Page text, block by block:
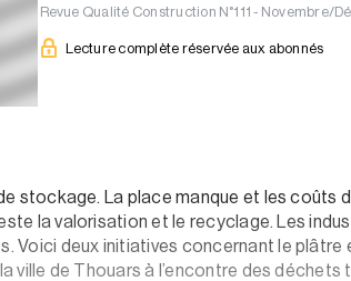
Revue Qualité Construction N°111 - Novembre/
Lecture complète réservée aux abonnés
stockage. La place manque et les coûts
la valorisation et le recyclage. Les
Voici deux initiatives concernant le plâtre
ville de Thouars à l’encontre des déchets